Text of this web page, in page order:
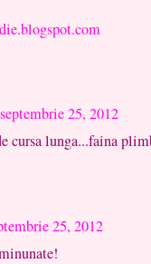
septembrie 25, 2012
cursa lunga...faina
25, 2012